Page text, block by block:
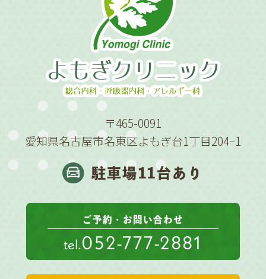
〒465-0091
愛知県名古屋市名東区よもぎ台1丁目204−1
駐車場11台あり
ご予約・お問い合わせ
tel.052-777-2881